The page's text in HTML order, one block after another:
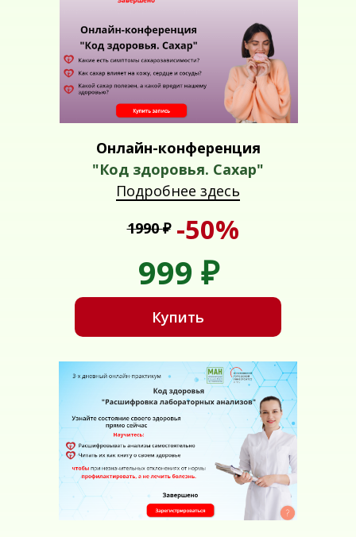
Онлайн-конференция
"Код здоровья. Сахар"
Подробнее здесь
Купить
999 ₽
-50%
1990₽